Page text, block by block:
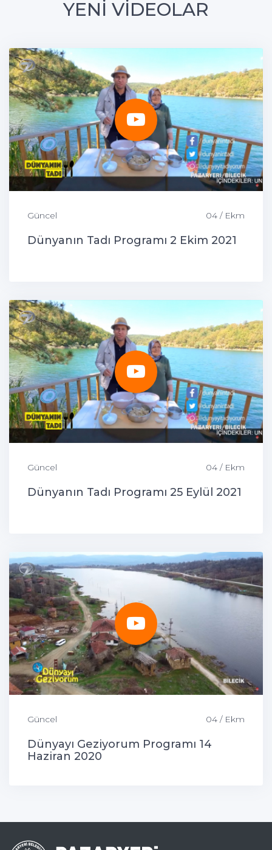
YENİ VİDEOLAR
Güncel 04 / Ekm
Dünyanın Tadı Programı 2 Ekim 2021
Güncel 04 / Ekm
Dünyanın Tadı Programı 25 Eylül 2021
Güncel 04 / Ekm
Dünyayı Geziyorum Programı 14
Haziran 2020